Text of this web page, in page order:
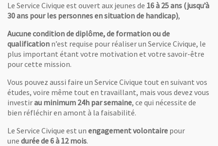
Le Service Civique est ouvert aux jeunes de 16 à 25 ans (jusqu’à
30 ans pour les personnes en situation de handicap),
Aucune condition de diplôme, de formation ou de
qualification n’est requise pour réaliser un Service Civique, le
plus important étant votre motivation et votre savoir-être
pour cette mission.
Vous pouvez aussi faire un Service Civique tout en suivant vos
études, voire même tout en travaillant, mais vous devez vous
investirau minimum 24h par semaine, ce qui nécessite de
bien réfléchir en amont à la faisabilité.
Le Service Civique est un engagement volontaire pour
une durée de 6 à 12 mois.